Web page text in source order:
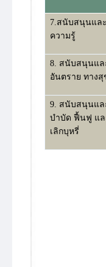
7.สนับสนุนแล
ความรู้
8. สนับสนุนแล
อันตราย ทาง
9. สนับสนุนแล
บำบัด ฟื้นฟู แล
เลิกบุหรี่